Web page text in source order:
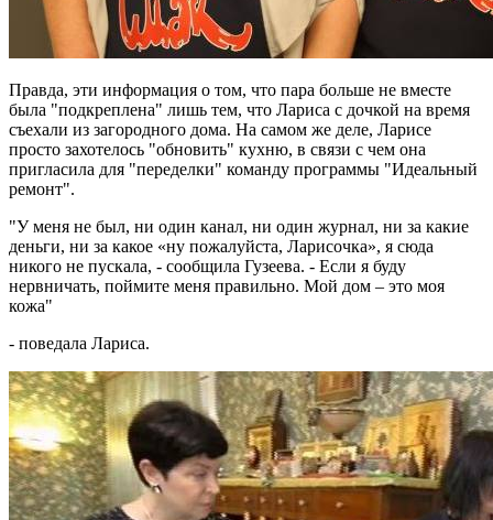
Правда, эти информация о том, что пара больше не вместе
была "подкреплена" лишь тем, что Лариса с дочкой на время
съехали из загородного дома. На самом же деле, Ларисе
просто захотелось "обновить" кухню, в связи с чем она
пригласила для "переделки" команду программы "Идеальный
ремонт".
"У меня не был, ни один канал, ни один журнал, ни за какие
деньги, ни за какое «ну пожалуйста, Ларисочка», я сюда
никого не пускала, - сообщила Гузеева. - Если я буду
нервничать, поймите меня правильно. Мой дом – это моя
кожа"
- поведала Лариса.